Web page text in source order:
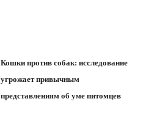
Кошки против собак: исследование
угрожает привычным
представлениям об уме питомцев